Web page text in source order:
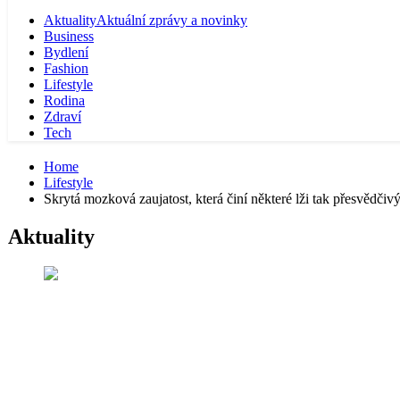
AktualityAktuální zprávy a novinky
Business
Bydlení
Fashion
Lifestyle
Rodina
Zdraví
Tech
Home
Lifestyle
Skrytá mozková zaujatost, která činí některé lži tak
Aktuality